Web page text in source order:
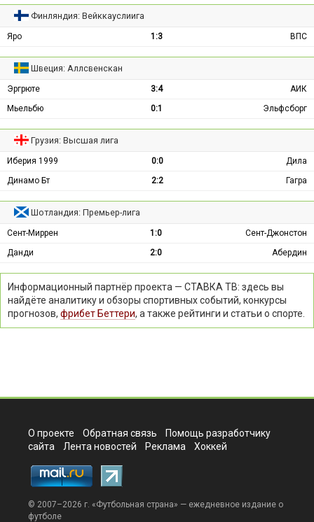
Финляндия: Вейккауслиига
Яро 1:3 ВПС
Швеция: Аллсвенскан
Эргрюте 3:4
АИК
Мьельбю
0:1 Эльфсборг
Грузия: Высшая лига
Иберия 1999 0:0
Дила
Динамо Бт
2:2 Гагра
Шотландия: Премьер-лига
Сент-Миррен 1:0
Сент-Джонстон
Данди
2:0 Абердин
Информационный партнёр проекта — СТАВКА ТВ: здесь вы
найдёте аналитику и обзоры спортивных событий, конкурсы
прогнозов, фрибет Беттери, а также рейтинги и статьи о спорте.
О проекте Обратная связь
Помощь разработчику
сайта
Лента новостей Реклама Хоккей
© 2007–2026 г. «Футбольная страна» — ежедневное издание о
футболе